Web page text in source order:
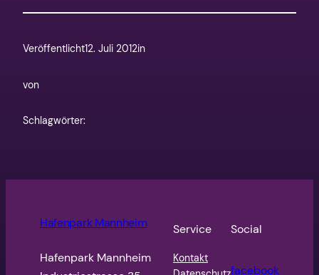
Veröffentlicht12. Juli 2012in
von
Schlagwörter:
Hafenpark Mannheim
Hafenpark Mannheim
Service
Kontakt
Social
facebook